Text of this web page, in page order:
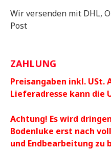
Wir versenden mit DHL,
Post
ZAHLUNG
Preisangaben inkl. USt.
Lieferadresse kann die
Achtung! Es wird
Bodenluke erst nach
und Endbearbeitung zu